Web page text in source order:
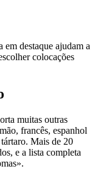
destaque ajudam a
colocações
muitas outras
francês, espanhol
Mais de 20
e a lista completa